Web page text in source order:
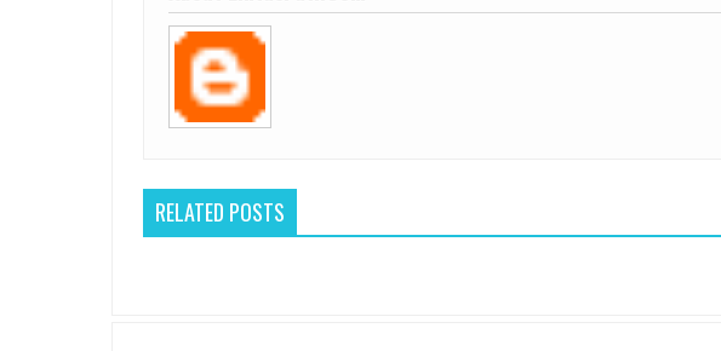
RELATED POSTS